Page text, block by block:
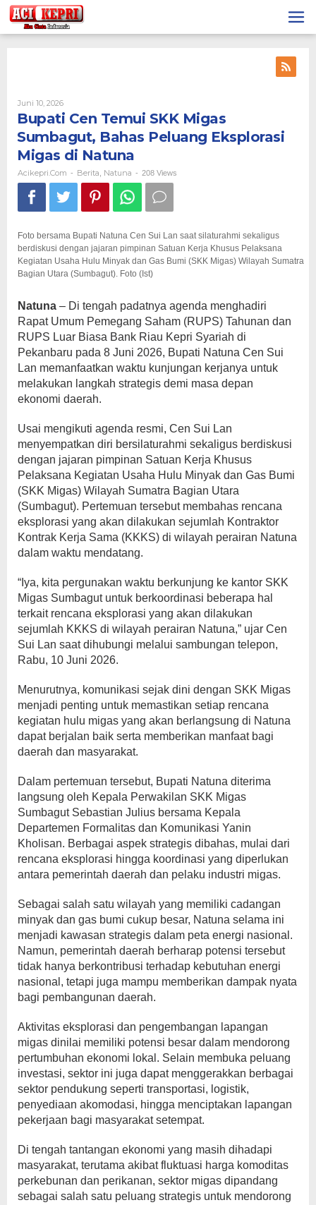
Lewati
ke
konten
Juni 10, 2026Oleh
Acikepri.com
Bupati Cen Temui SKK Migas
Sumbagut, Bahas Peluang Eksplorasi
Migas di Natuna
Acikepri.com - Berita Natuna - 208 Views
Foto bersama Bupati Natuna Cen Sui Lan saat silaturahmi sekaligus
berdiskusi dengan jajaran pimpinan Satuan Kerja Khusus Pelaksana
Kegiatan Usaha Hulu Minyak dan Gas Bumi (SKK Migas) Wilayah Sumatra
Bagian Utara (Sumbagut). Foto (Ist)
Natuna – Di tengah padatnya agenda menghadiri
Rapat Umum Pemegang Saham (RUPS) Tahunan dan
RUPS Luar Biasa Bank Riau Kepri Syariah di
Pekanbaru pada 8 Juni 2026, Bupati Natuna Cen Sui
Lan memanfaatkan waktu kunjungan kerjanya untuk
melakukan langkah strategis demi masa depan
ekonomi daerah.
Usai mengikuti agenda resmi, Cen Sui Lan
menyempatkan diri bersilaturahmi sekaligus berdiskusi
dengan jajaran pimpinan Satuan Kerja Khusus
Pelaksana Kegiatan Usaha Hulu Minyak dan Gas Bumi
(SKK Migas) Wilayah Sumatra Bagian Utara
(Sumbagut). Pertemuan tersebut membahas rencana
eksplorasi yang akan dilakukan sejumlah Kontraktor
Kontrak Kerja Sama (KKKS) di wilayah perairan Natuna
dalam waktu mendatang.
“Iya, kita pergunakan waktu berkunjung ke kantor SKK
Migas Sumbagut untuk berkoordinasi beberapa hal
terkait rencana eksplorasi yang akan dilakukan
sejumlah KKKS di wilayah perairan Natuna,” ujar Cen
Sui Lan saat dihubungi melalui sambungan telepon,
Rabu, 10 Juni 2026.
Menurutnya, komunikasi sejak dini dengan SKK Migas
menjadi penting untuk memastikan setiap rencana
kegiatan hulu migas yang akan berlangsung di Natuna
dapat berjalan baik serta memberikan manfaat bagi
daerah dan masyarakat.
Dalam pertemuan tersebut, Bupati Natuna diterima
langsung oleh Kepala Perwakilan SKK Migas
Sumbagut Sebastian Julius bersama Kepala
Departemen Formalitas dan Komunikasi Yanin
Kholisan. Berbagai aspek strategis dibahas, mulai dari
rencana eksplorasi hingga koordinasi yang diperlukan
antara pemerintah daerah dan pelaku industri migas.
Sebagai salah satu wilayah yang memiliki cadangan
minyak dan gas bumi cukup besar, Natuna selama ini
menjadi kawasan strategis dalam peta energi nasional.
Namun, pemerintah daerah berharap potensi tersebut
tidak hanya berkontribusi terhadap kebutuhan energi
nasional, tetapi juga mampu memberikan dampak nyata
bagi pembangunan daerah.
Aktivitas eksplorasi dan pengembangan lapangan
migas dinilai memiliki potensi besar dalam mendorong
pertumbuhan ekonomi lokal. Selain membuka peluang
investasi, sektor ini juga dapat menggerakkan berbagai
sektor pendukung seperti transportasi, logistik,
penyediaan akomodasi, hingga menciptakan lapangan
pekerjaan bagi masyarakat setempat.
Di tengah tantangan ekonomi yang masih dihadapi
masyarakat, terutama akibat fluktuasi harga komoditas
perkebunan dan perikanan, sektor migas dipandang
sebagai salah satu peluang strategis untuk mendorong